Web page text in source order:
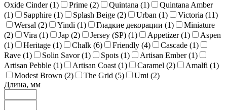
Oxide Cinder (1) Prime (2) Quintana (1)
Quintana Amber
(1) Sapphire (1) Splash Beige (2) Urban (1) Victoria (11)
Wersal (2) Yindi (1) Гладкие декорации (1)
Miniature
(2) Vira (1) Jap (2) Jersey (SP) (1) Appetizer (1)
Aspen
(1) Heritage (1) Chalk (6) Friendly (4) Cascade (1)
Rave (1) Solin Savor (1) Spots (1) Artisan Ember (1)
Artisan Pebble (1) Artisan Coast (1) Caramel (2) Amalfi (1)
Modest Brown (2) The Grid (5) Umi (2)
Длина, мм